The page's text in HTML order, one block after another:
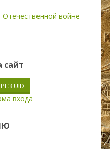
войне
сайт
UID
входа